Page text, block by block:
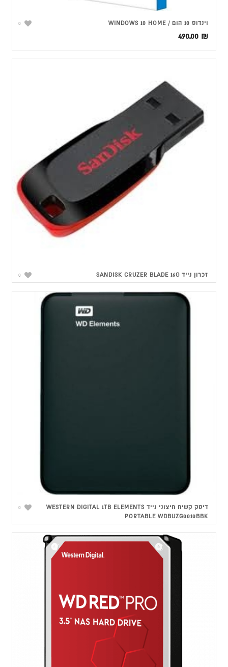
0 וינדוס 10 הום / WINDOWS 10 HOME
490.00 ₪
0 זכרון נייד SANDISK CRUZER BLADE 16G
0
דיסק קשיח חיצוני נייד WESTERN DIGITAL 1TB ELEMENTS
PORTABLE WDBUZG0010BBK